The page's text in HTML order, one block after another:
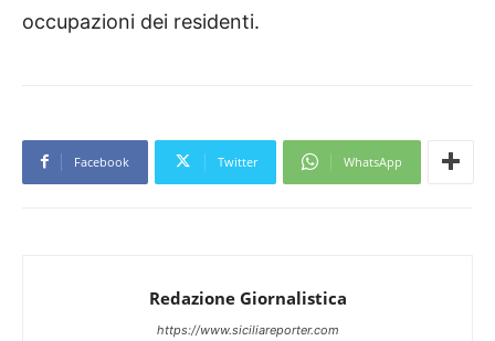
occupazioni dei residenti.
Facebook Twitter WhatsApp
Redazione Giornalistica
https://www.siciliareporter.com